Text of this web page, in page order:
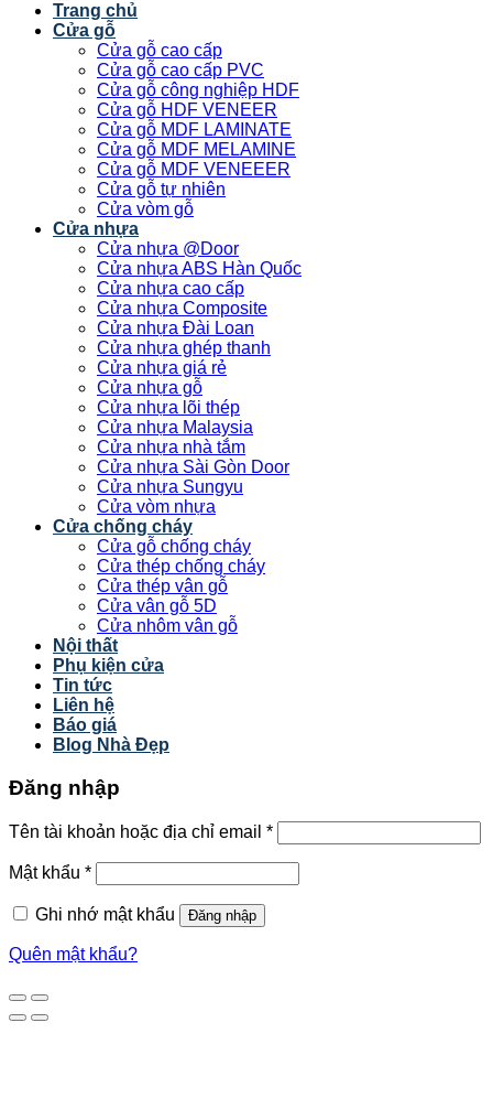
Trang chủ
Cửa gỗ
Cửa gỗ cao cấp
Cửa gỗ cao cấp PVC
Cửa gỗ công nghiệp HDF
Cửa gỗ HDF VENEER
Cửa gỗ MDF LAMINATE
Cửa gỗ MDF MELAMINE
Cửa gỗ MDF VENEEER
Cửa gỗ tự nhiên
Cửa vòm gỗ
Cửa nhựa
Cửa nhựa @Door
Cửa nhựa ABS Hàn Quốc
Cửa nhựa cao cấp
Cửa nhựa Composite
Cửa nhựa Đài Loan
Cửa nhựa ghép thanh
Cửa nhựa giá rẻ
Cửa nhựa gỗ
Cửa nhựa lõi thép
Cửa nhựa Malaysia
Cửa nhựa nhà tắm
Cửa nhựa Sài Gòn Door
Cửa nhựa Sungyu
Cửa vòm nhựa
Cửa chống cháy
Cửa gỗ chống cháy
Cửa thép chống cháy
Cửa thép vân gỗ
Cửa vân gỗ 5D
Cửa nhôm vân gỗ
Nội thất
Phụ kiện cửa
Tin tức
Liên hệ
Báo giá
Blog Nhà Đẹp
Đăng nhập
Tên tài khoản hoặc địa chỉ email *
Mật khẩu *
Ghi nhớ mật khẩu Đăng nhập
Quên mật khẩu?